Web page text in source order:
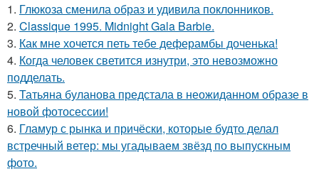
1. Глюкоза сменила образ и удивила поклонников.
2. Classique 1995. Midnight Gala Barbie.
3. Как мне хочется петь тебе деферамбы доченька!
4. Когда человек светится изнутри, это невозможно
подделать.
5. Татьяна буланова предстала в неожиданном образе в
новой фотосессии!
6. Гламур с рынка и причёски, которые будто делал
встречный ветер: мы угадываем звёзд по выпускным
фото.